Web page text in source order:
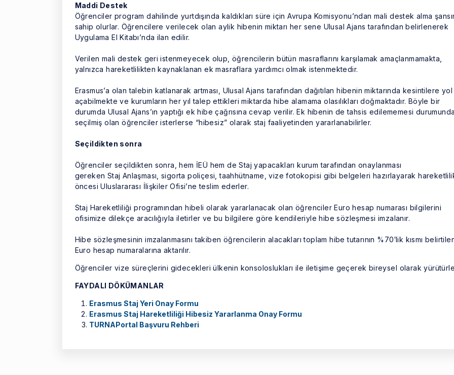
Maddi Destek
Öğrenciler program dahilinde yurtdışında kaldıkları süre için Avrupa Komisyonu’ndan mali destek alma
sahip olurlar. Öğrencilere verilecek olan aylik hibenin miktarı her sene Ulusal Ajans tarafından belirlenerek
Uygulama El Kitabı’nda ilan edilir.
Verilen mali destek geri istenmeyecek olup, öğrencilerin bütün masraflarını karşılamak amaçlanmamakta,
yalnızca hareketlilikten kaynaklanan ek masraflara yardımcı olmak istenmektedir.
Erasmus’a olan talebin katlanarak artması, Ulusal Ajans tarafından dağıtılan hibenin miktarında kesintilere yol
açabilmekte ve kurumların her yıl talep ettikleri miktarda hibe alamama olasılıkları doğmaktadır. Böyle bir
durumda Ulusal Ajans’ın yaptığı ek hibe çağrısına cevap verilir. Ek hibenin de tahsis edilememesi durumunda,
seçilmiş olan öğrenciler isterlerse “hibesiz” olarak staj faaliyetinden yararlanabilirler.
Seçildikten sonra
Öğrenciler seçildikten sonra, hem İEÜ hem de Staj yapacakları kurum tarafından onaylanması
gereken Staj Anlaşması, sigorta poliçesi, taahhütname, vize fotokopisi gibi belgeleri hazırlayarak
öncesi Uluslararası İlişkiler Ofisi’ne teslim ederler.
Staj Hareketliliği programından hibeli olarak yararlanacak olan öğrenciler Euro hesap numarası bilgilerini
ofisimize dilekçe aracılığıyla iletirler ve bu bilgilere göre kendileriyle hibe sözleşmesi imzalanır.
Hibe sözleşmesinin imzalanmasını takiben öğrencilerin alacakları toplam hibe tutarının %70′lik kısmı
Euro hesap numaralarına aktarılır.
Öğrenciler vize süreçlerini gidecekleri ülkenin konsoloslukları ile iletişime geçerek bireysel olarak
FAYDALI DÖKÜMANLAR
Erasmus Staj Yeri Onay Formu
Erasmus Staj Hareketliliği Hibesiz Yararlanma Onay Formu
TURNAPortal Başvuru Rehberi